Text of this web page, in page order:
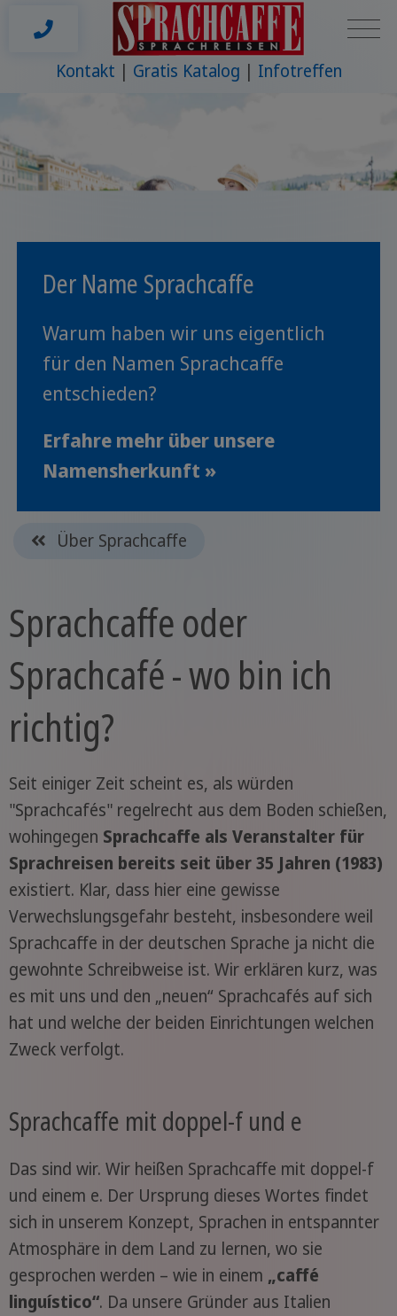
Kontakt Gratis Katalog Infotreffen
Der Name Sprachcaffe
Warum haben wir uns eigentlich
für den Namen Sprachcaffe
entschieden?
Erfahre mehr über unsere
Namensherkunft »
Über Sprachcaffe
Sprachcaffe oder
Sprachcafé - wo bin ich
richtig?
Seit einiger Zeit scheint es, als würden
"Sprachcafés" regelrecht aus dem Boden schießen,
wohingegen Sprachcaffe als Veranstalter für
Sprachreisen bereits seit über 35 Jahren (1983)
existiert. Klar, dass hier eine gewisse
Verwechslungsgefahr besteht, insbesondere weil
Sprachcaffe in der deutschen Sprache ja nicht die
gewohnte Schreibweise ist. Wir erklären kurz, was
es mit uns und den „neuen“ Sprachcafés auf sich
hat und welche der beiden Einrichtungen welchen
Zweck verfolgt.
Sprachcaffe mit doppel-f und e
Das sind wir. Wir heißen Sprachcaffe mit doppel-f
und einem e. Der Ursprung dieses Wortes findet
sich in unserem Konzept, Sprachen in entspannter
Atmosphäre in dem Land zu lernen, wo sie
gesprochen werden – wie in einem „caffé
linguístico“. Da unsere Gründer aus Italien